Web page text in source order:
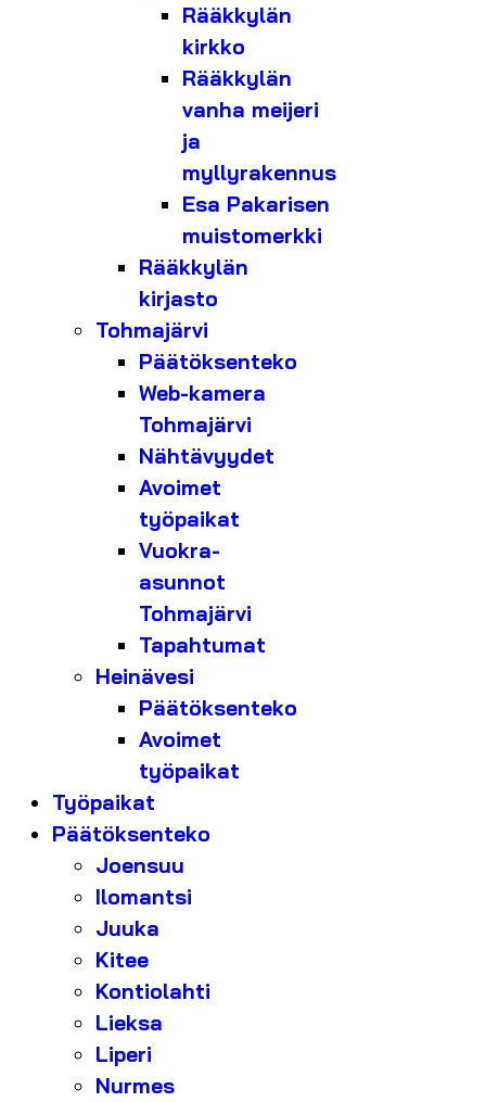
Rääkkylän
kirkko
Rääkkylän
vanha meijeri
ja
myllyrakennus
Esa Pakarisen
muistomerkki
Rääkkylän
kirjasto
Tohmajärvi
Päätöksenteko
Web-kamera
Tohmajärvi
Nähtävyydet
Avoimet
työpaikat
Vuokra-
asunnot
Tohmajärvi
Tapahtumat
Heinävesi
Päätöksenteko
Avoimet
työpaikat
Työpaikat
Päätöksenteko
Joensuu
Ilomantsi
Juuka
Kitee
Kontiolahti
Lieksa
Liperi
Nurmes